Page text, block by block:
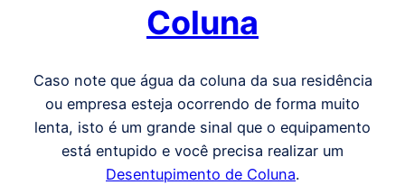
Coluna
Caso note que água da coluna da sua residência
ou empresa esteja ocorrendo de forma muito
lenta, isto é um grande sinal que o equipamento
está entupido e você precisa realizar um
Desentupimento de Coluna.